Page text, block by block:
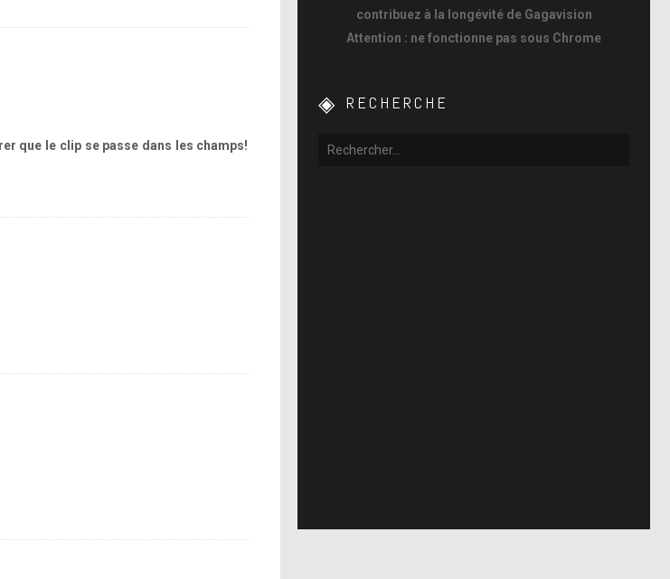
que le clip se passe dans les champs!
contribuez à la longévité de Gagavision
Attention : ne fonctionne pas sous Chrome
RECHERCHE